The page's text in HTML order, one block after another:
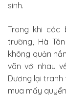
sinh.
Trong khi
trường, Hà
không quản
vãn với nhau
Dương lại tranh
mua mấy